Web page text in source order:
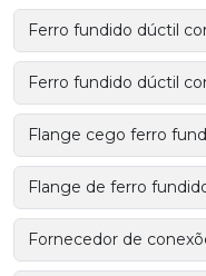
Ferro fundido dúctil
Ferro fundido dúctil
Flange cego ferro
Flange de ferro
Fornecedor de